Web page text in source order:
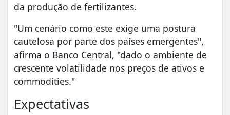
da produção de fertilizantes.
"Um cenário como este exige uma postura
cautelosa por parte dos países emergentes",
afirma o Banco Central, "dado o ambiente de
crescente volatilidade nos preços de ativos e
commodities."
Expectativas